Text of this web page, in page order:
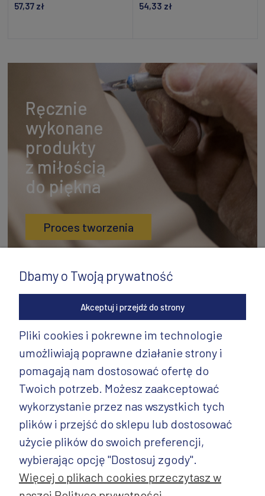
57,37 zł 54,33 zł
Ręcznie
wykonane
produkty
z miłością
do piękna
Proces tworzenia
INFORMACJE
PRODUKTY CD.
POZOSTAŁE
Dbamy o Twoją prywatność
Akceptuj i przejdź do strony
Pliki cookies i pokrewne im technologie
umożliwiają poprawne działanie strony i
pomagają nam dostosować ofertę do
Twoich potrzeb. Możesz zaakceptować
wykorzystanie przez nas wszystkich tych
plików i przejść do sklepu lub dostosować
użycie plików do swoich preferencji,
wybierając opcję "Dostosuj zgody".
Więcej o plikach cookies przeczytasz w